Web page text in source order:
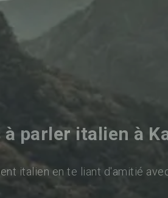
parler italien à
italien en te liant d'amitié